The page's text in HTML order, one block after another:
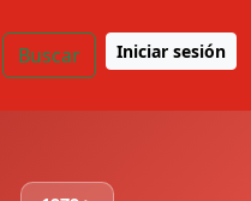
Buscar Iniciar sesión